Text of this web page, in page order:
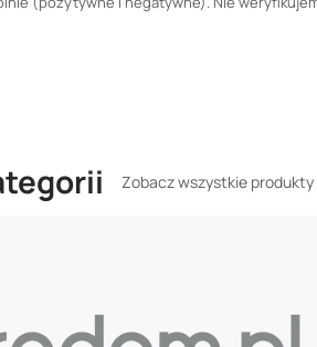
Zobacz wszystkie produkty